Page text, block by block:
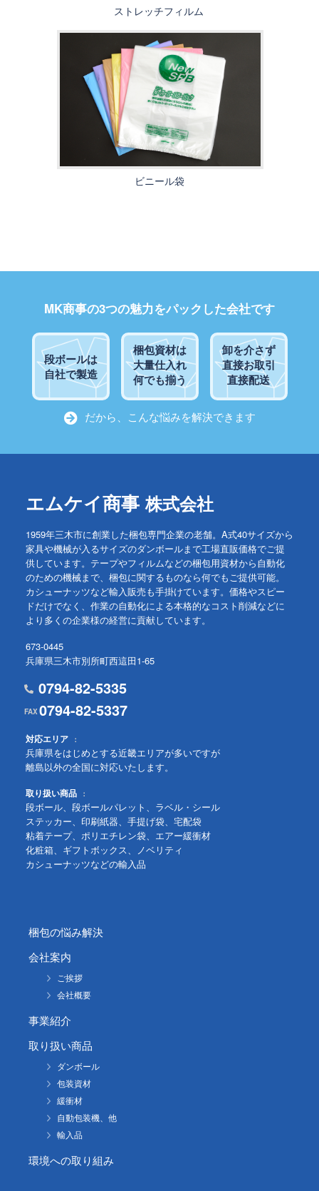
ストレッチフィルム
ビニール袋
MK商事の3つの魅力をパックした会社です
段ボールは
自社で製造
梱包資材は
大量仕入れ
何でも揃う
卸を介さず
直接お取引
直接配送
だから、こんな悩みを解決できます
エムケイ商事 株式会社
1959年三木市に創業した梱包専門企業の老舗。A式40サイズから
家具や機械が入るサイズのダンボールまで工場直販価格でご提
供しています。テープやフィルムなどの梱包用資材から自動化
のための機械まで、梱包に関するものなら何でもご提供可能。
カシューナッツなど輸入販売も手掛けています。価格やスピー
ドだけでなく、作業の自動化による本格的なコスト削減などに
より多くの企業様の経営に貢献しています。
673-0445
兵庫県三木市別所町西這田1-65
0794-82-5335
0794-82-5337
対応エリア
兵庫県をはじめとする近畿エリアが多いですが
離島以外の全国に対応いたします。
取り扱い商品
段ボール、段ボールパレット、ラベル・シール
ステッカー、印刷紙器、手提げ袋、宅配袋
粘着テープ、ポリエチレン袋、エアー緩衝材
化粧箱、ギフトボックス、ノベリティ
カシューナッツなどの輸入品
梱包の悩み解決
会社案内
ご挨拶
会社概要
事業紹介
取り扱い商品
ダンボール
包装資材
緩衝材
自動包装機、他
輸入品
環境への取り組み